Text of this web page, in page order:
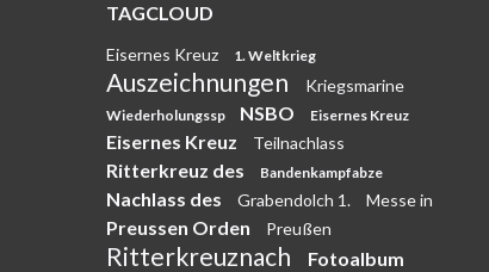
TAGCLOUD
Eisernes Kreuz 1. Weltkrieg
Auszeichnungen Kriegsmarine
Wiederholungssp NSBO Eisernes Kreuz
Eisernes Kreuz Teilnachlass
Ritterkreuz des Bandenkampfabze
Nachlass des Grabendolch 1. Messe in
Preussen Orden Preußen
Ritterkreuznach Fotoalbum